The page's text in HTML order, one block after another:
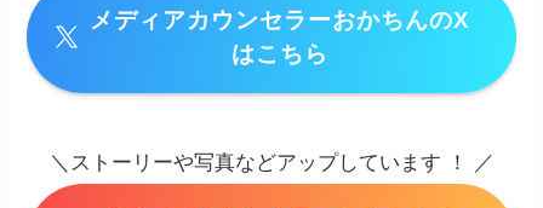
メディアカウンセラーおかちんのX
はこちら
＼ストーリーや写真などアップしています ！ ／